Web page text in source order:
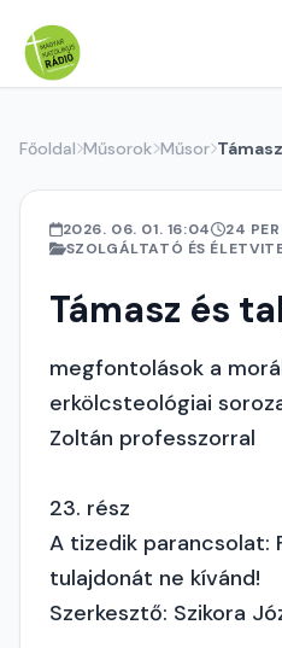
Főoldal Műsorok Műsor
2026. 06. 01. 16:04
24
SZOLGÁLTATÓ ÉS
Támasz és
megfontolások a
erkölcsteológiai
Zoltán professzorral
23. rész
A tizedik parancsolat:
tulajdonát ne kívánd!
Szerkesztő: Szikora